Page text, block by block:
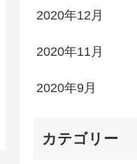
2020年12月
2020年11月
2020年9月
カテゴリー